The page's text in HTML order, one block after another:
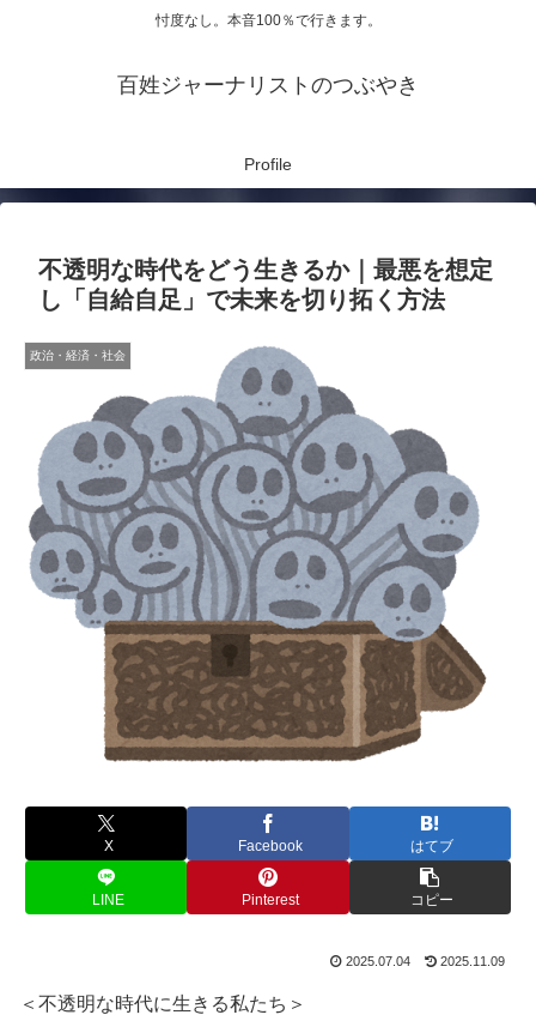
忖度なし。本音100％で行きます。
百姓ジャーナリストのつぶやき
Profile
不透明な時代をどう生きるか｜最悪を想定
し「自給自足」で未来を切り拓く方法
政治・経済・社会
X Facebook はてブ
LINE Pinterest コピー
2025.07.04 2025.11.09
＜不透明な時代に生きる私たち＞